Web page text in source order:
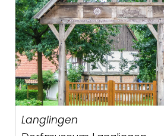
Langlingen